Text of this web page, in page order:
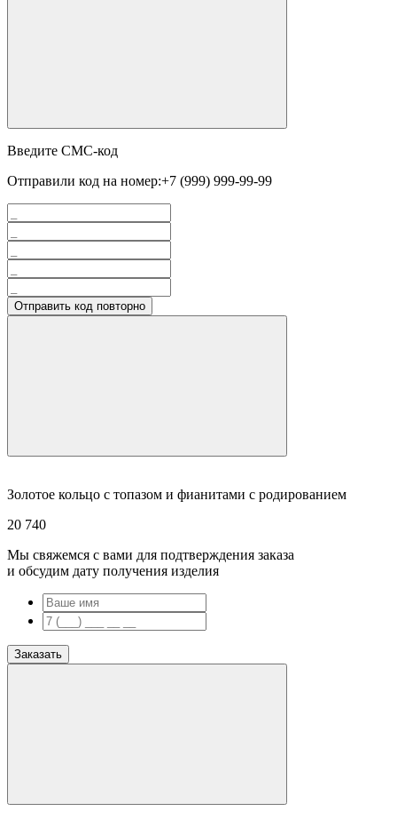
Введите СМС-код
Отправили код на номер:+7 (999) 999-99-99
Отправить код повторно
Золотое кольцо с топазом и фианитами с родированием
20 740
Мы свяжемся с вами для подтверждения заказа
и обсудим дату получения изделия
Заказать